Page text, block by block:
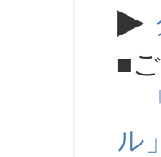
▶
■ご
ル」